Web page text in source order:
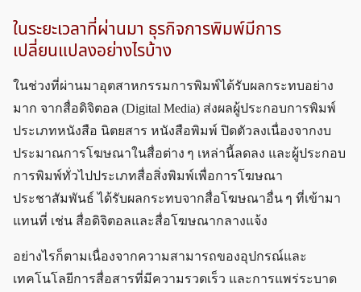
ในระยะเวลาที่ผ่านมา ธุรกิจการพิมพ์มีการ
เปลี่ยนแปลงอย่างไรบ้าง
ในช่วงที่ผ่านมาอุตสาหกรรมการพิมพ์ได้รับผลกระทบอย่าง
มาก จากสื่อดิจิตอล (Digital Media) ส่งผลผู้ประกอบการพิมพ์
ประเภทหนังสือ นิตยสาร หนังสือพิมพ์ ปิดตัวลงเนื่องจากงบ
ประมาณการโฆษณาในสื่อต่าง ๆ เหล่านี้ลดลง และผู้ประกอบ
การพิมพ์ทั่วไปประเภทสื่อสิ่งพิมพ์เพื่อการโฆษณา
ประชาสัมพันธ์ ได้รับผลกระทบจากสื่อโฆษณาอื่น ๆ ที่เข้ามา
แทนที่ เช่น สื่อดิจิตอลและสื่อโฆษณากลางแจ้ง
อย่างไรก็ตามเนื่องจากความสามารถของอุปกรณ์และ
เทคโนโลยีการสื่อสารที่มีความรวดเร็ว และการแพร่ระบาด